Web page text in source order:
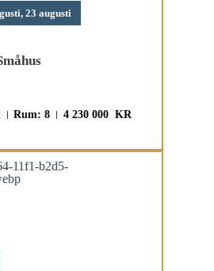
23 augusti
Rum: 8 4 230 000 KR